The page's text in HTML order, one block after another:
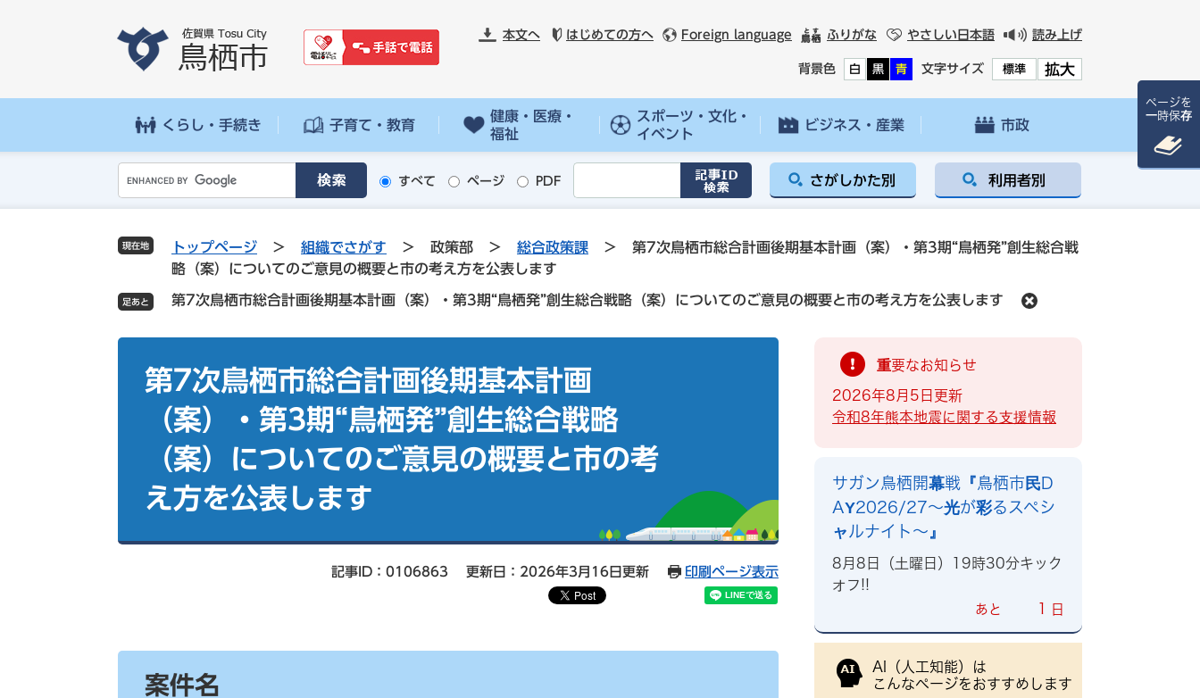
先
を
本文へ はじめての方へ Foreign language ふりがな やさしい日本語 読み上げ
背景色 白 黒 青 文字サイズ 標準 拡大
くらし・手続き 子育て・教育
健康・医療・
福祉
スポーツ・文化・
イベント
ビジネス・産業 市政
o
g
l
カ
タ
すべて ページ PDF さがしかた別 利用者別
現在地 トップページ > 組織でさがす > 政策部 > 総合政策課 >
第7次鳥栖市総合計画後期基本計画（案）・第3期“鳥栖発”創生総合戦
略（案）についてのご意見の概要と市の考え方を公表します
第7次鳥栖市総合計画後期基本計画（案）・第3期“鳥栖発”創生総合戦略（案）についてのご意見の概要と市の考え方を公表します
第7次鳥栖市総合計画後期基本計画
（案）・第3期“鳥栖発”創生総合戦略
（案）についてのご意見の概要と市の考
え方を公表します
記事ID：0106863 更新日：2026年3月16日更新 印刷ページ表示
案件名
重要なお知らせ
2026年8月5日更新
令和8年熊本地震に関する支援情報
サガン鳥栖開幕戦『鳥栖市民D
AY2026/27～光が彩るスペシ
ャルナイト～』
8月8日（土曜日）19時30分キック
オフ!!
あと 1 日
AI（人工知能）は
こんなページをおすすめします
ページを
一時保存